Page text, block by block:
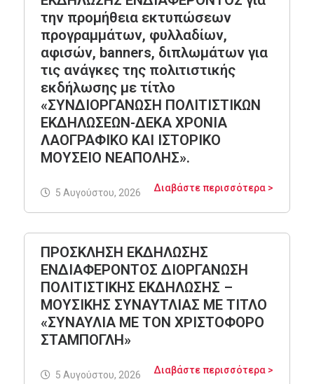
την προμήθεια εκτυπώσεων
προγραμμάτων, φυλλαδίων,
αφισών, banners, διπλωμάτων για
τις ανάγκες της πολιτιστικής
εκδήλωσης με τίτλο
«ΣΥΝΔΙΟΡΓΑΝΩΣΗ ΠΟΛΙΤΙΣΤΙΚΩΝ
ΕΚΔΗΛΩΣΕΩΝ-ΔΕΚΑ ΧΡΟΝΙΑ
ΛΑΟΓΡΑΦΙΚΟ ΚΑΙ ΙΣΤΟΡΙΚΟ
ΜΟΥΣΕΙΟ ΝΕΑΠΟΛΗΣ».
Διαβάστε περισσότερα >
5 Αυγούστου, 2026
ΠΡΟΣΚΛΗΣΗ ΕΚΔΗΛΩΣΗΣ
ΕΝΔΙΑΦΕΡΟΝΤΟΣ ΔΙΟΡΓΑΝΩΣΗ
ΠΟΛΙΤΙΣΤΙΚΗΣ ΕΚΔΗΛΩΣΗΣ –
ΜΟΥΣΙΚΗΣ ΣΥΝΑΥΤΛΙΑΣ ΜΕ ΤΙΤΛΟ
«ΣΥΝΑΥΛΙΑ ΜΕ ΤΟΝ ΧΡΙΣΤΟΦΟΡΟ
ΣΤΑΜΠΟΓΛΗ»
Διαβάστε περισσότερα >
5 Αυγούστου, 2026